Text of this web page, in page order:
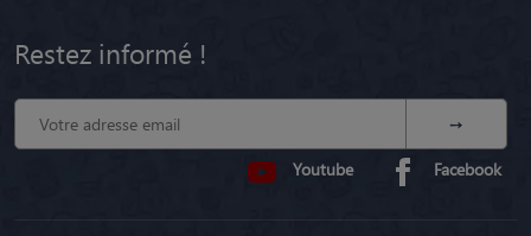
Restez informé !
Youtube Facebook